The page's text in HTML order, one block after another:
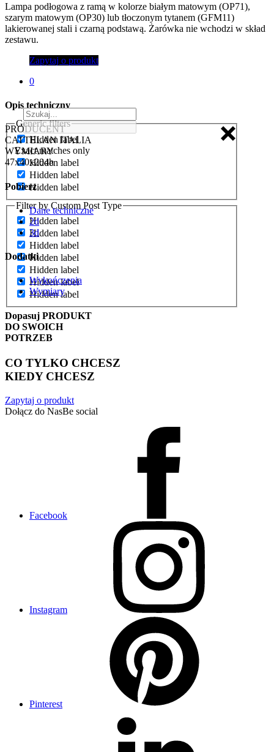
Generic filters
Hidden label
Exact matches only
Hidden label
Hidden label
Hidden label
Filter by Custom Post Type
Hidden label
Hidden label
Hidden label
Hidden label
Hidden label
Hidden label
Hidden label
Lampa podłogowa z ramą w kolorze białym matowym (OP71),
szarym matowym (OP30) lub tłoczonym tytanem (GFM11)
lakierowanej stali i czarną podstawą. Żarówka nie wchodzi w skład
zestawu.
Zapytaj o produkt
0
Opis techniczny
PRODUCENT
CATTELAN ITALIA
WYMIARY
47x40x204h
Pobierz
Dane techniczne
2d
3d
Dodatki
Wykończenia
Wymiary
Dopasuj PRODUKT
DO SWOICH
POTRZEB
CO TYLKO CHCESZ
KIEDY CHCESZ
Zapytaj o produkt
Dołącz do NasBe social
Facebook
Instagram
Pinterest